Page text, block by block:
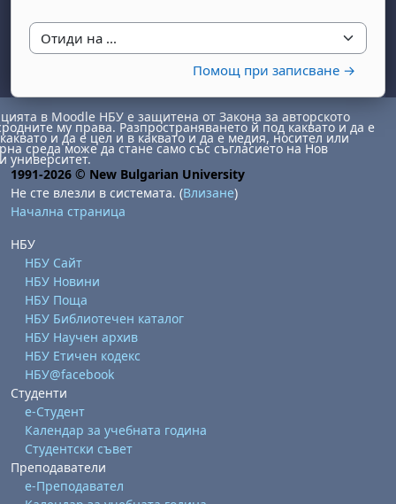
Отиди на ...
Помощ при записване →
1 август
неделя, 2 август
6 август
август8 август
неделя, 9 август
август
август
15 август
неделя, 16 август
август
август
22 август
неделя, 23 август
август
август
29 август
неделя, 30 август
в Moodle НБУ е защитена от Закона за авторското
му права. Разпространяването й под каквато и да е
и да е цел и в каквато и да е медия, носител или
среда може да стане само със съгласието на Нов
университет.
1991-2026 © New Bulgarian University
Не сте влезли в системата. (Влизане)
Начална страница
НБУ
НБУ Сайт
НБУ Новини
НБУ Поща
НБУ Библиотечен каталог
НБУ Научен архив
НБУ Етичен кодекс
НБУ@facebook
Студенти
е-Студент
Календар за учебната година
Студентски съвет
Преподаватели
е-Преподавател